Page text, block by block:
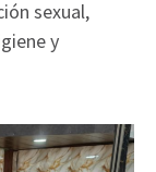
sexual,
y